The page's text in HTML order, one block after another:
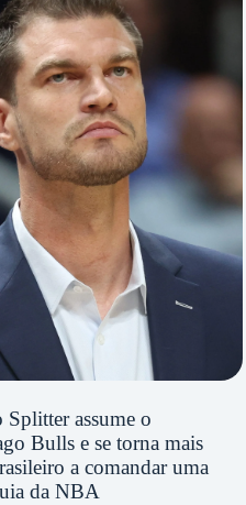
Splitter assume o
Bulls e se torna mais
a comandar uma
da NBA